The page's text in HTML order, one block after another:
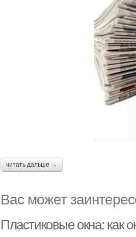
читать дальше →
Вас может
Пластиковые окна: как